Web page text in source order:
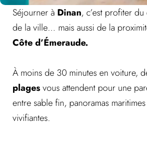
Séjourner à Dinan, c’est profiter
de la ville… mais aussi de la
Côte d’Émeraude.
À moins de 30 minutes en voiture,
plagesvous attendent pour une
entre sable fin, panoramas
vivifiantes.